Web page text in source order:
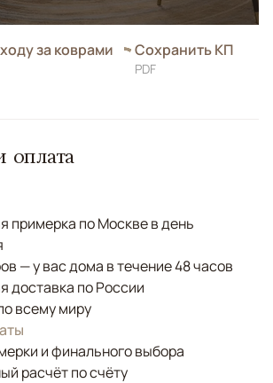
за коврами Сохранить КП
PDF
оплата
примерка по Москве в день
— у вас дома в течение 48 часов
доставка по России
всему миру
и финального выбора
расчёт по счёту